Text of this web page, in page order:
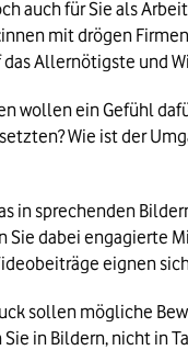
auch für Sie als
mit drögen
das Allernötigste und
wollen ein Gefühl
Wie ist der
in sprechenden
Sie dabei engagierte
eignen
sollen mögliche
in Bildern, nicht in